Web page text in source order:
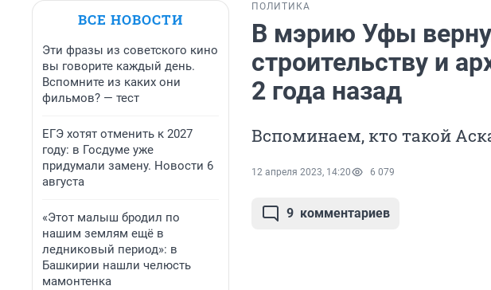
ВСЕ НОВОСТИ
Эти фразы из советского кино
вы говорите каждый день.
Вспомните из каких они
фильмов? — тест
ЕГЭ хотят отменить к 2027
году: в Госдуме уже
придумали замену. Новости 6
августа
«Этот малыш бродил по
нашим землям ещё в
ледниковый период»: в
Башкирии нашли челюсть
мамонтенка
ПОЛИТИКА
В мэрию Уфы
строительству и
2 года назад
Вспоминаем, кто такой
12 апреля 2023, 14:20 6 079
9 комментариев